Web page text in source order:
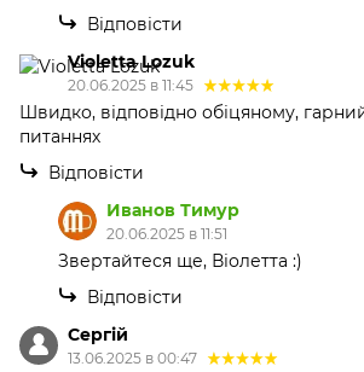
Відповісти
Violetta Lozuk
20.06.2025 в 11:45
Швидко, відповідно обіцяному,
питаннях
Відповісти
Иванов Тимур
20.06.2025 в 11:51
Звертайтеся ще, Віолетта :)
Відповісти
Сергій
13.06.2025 в 00:47